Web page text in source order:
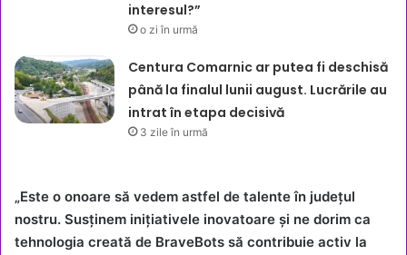
interesul?”
o zi în urmă
Centura Comarnic ar putea fi deschisă
până la finalul lunii august. Lucrările au
intrat în etapa decisivă
3 zile în urmă
„Este o onoare să vedem astfel de talente în județul
nostru. Susținem inițiativele inovatoare și ne dorim ca
tehnologia creată de BraveBots să contribuie activ la